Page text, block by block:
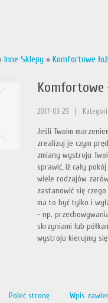
Inne Sklepy » Komfortowe
2017-03-29
Jeśli Twoim
zrealizuj je czym
zmiany wystroju
sprawić, iż cały
wiele rodzajów
zastanowić się
ma to być tylko i
- np.
skrzyniami lub
wystroju kierujmy
Poleć stronę Wpis